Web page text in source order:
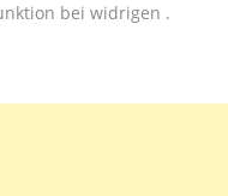
bei widrigen .